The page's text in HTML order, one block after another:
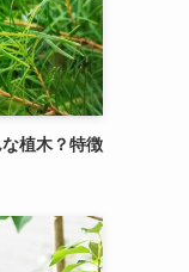
植木？特徴